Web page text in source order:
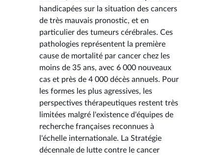
handicapées sur la situation des cancers
de très mauvais pronostic, et en
particulier des tumeurs cérébrales. Ces
pathologies représentent la première
cause de mortalité par cancer chez les
moins de 35 ans, avec 6 000 nouveaux
cas et près de 4 000 décès annuels. Pour
les formes les plus agressives, les
perspectives thérapeutiques restent très
limitées malgré l'existence d'équipes de
recherche françaises reconnues à
l'échelle internationale. La Stratégie
décennale de lutte contre le cancer